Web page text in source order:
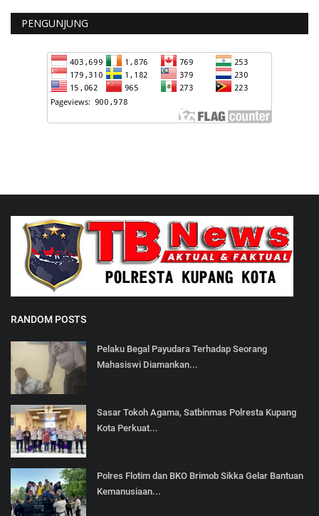
PENGUNJUNG
RANDOM POSTS
Pelaku Begal Payudara Terhadap Seorang
Mahasiswi Diamankan...
Sasar Tokoh Agama, Satbinmas Polresta Kupang
Kota Perkuat...
Polres Flotim dan BKO Brimob Sikka Gelar Bantuan
Kemanusiaan...